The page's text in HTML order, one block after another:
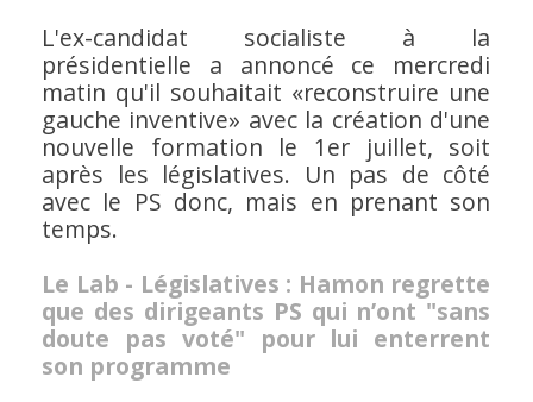
L'ex-candidat socialiste à la
présidentielle a annoncé ce mercredi
matin qu'il souhaitait «reconstruire une
gauche inventive» avec la création d'une
nouvelle formation le 1er juillet, soit
après les législatives. Un pas de côté
avec le PS donc, mais en prenant son
temps.
Le Lab - Législatives : Hamon regrette
que des dirigeants PS qui n’ont "sans
doute pas voté" pour lui enterrent
son programme